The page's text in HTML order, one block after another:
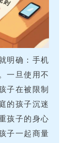
明确：手机
一旦使用不
子在被限制
的孩子沉迷
孩子的身心
子一起商量